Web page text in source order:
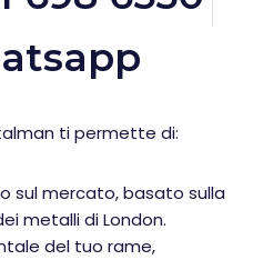
ti permette di:
sul mercato, basato sulla
metalli di London.
del tuo rame,